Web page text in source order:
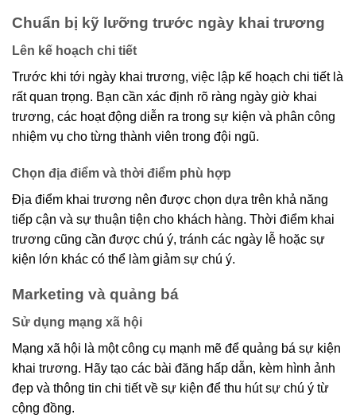
Chuẩn bị kỹ lưỡng trước ngày khai trương
Lên kế hoạch chi tiết
Trước khi tới ngày khai trương, việc lập kế hoạch chi tiết là
rất quan trọng. Bạn cần xác định rõ ràng ngày giờ khai
trương, các hoạt động diễn ra trong sự kiện và phân công
nhiệm vụ cho từng thành viên trong đội ngũ.
Chọn địa điểm và thời điểm phù hợp
Địa điểm khai trương nên được chọn dựa trên khả năng
tiếp cận và sự thuận tiện cho khách hàng. Thời điểm khai
trương cũng cần được chú ý, tránh các ngày lễ hoặc sự
kiện lớn khác có thể làm giảm sự chú ý.
Marketing và quảng bá
Sử dụng mạng xã hội
Mạng xã hội là một công cụ mạnh mẽ để quảng bá sự kiện
khai trương. Hãy tạo các bài đăng hấp dẫn, kèm hình ảnh
đẹp và thông tin chi tiết về sự kiện để thu hút sự chú ý từ
cộng đồng.